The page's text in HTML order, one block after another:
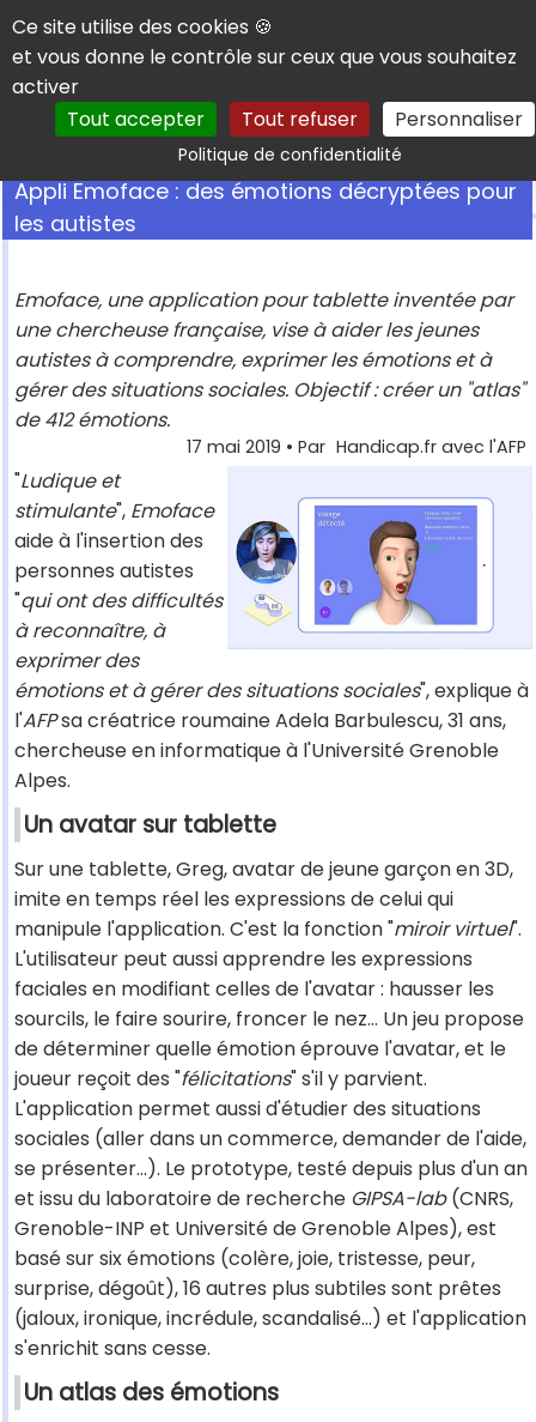
Panneau de gestion des cookies
Ce site utilise des cookies 🍪
et vous donne le contrôle sur ceux que vous souhaitez
activer
Tout accepter
Tout refuser Personnaliser
Politique de confidentialitéRechercher
Appli Emoface : des émotions décryptées pour
les autistes
Emoface, une application pour tablette inventée par
une chercheuse française, vise à aider les jeunes
autistes à comprendre, exprimer les émotions et à
gérer des situations sociales. Objectif : créer un "atlas"
de 412 émotions.
17 mai 2019 • Par Handicap.fr avec l'AFP
"Ludique et
stimulante", Emoface
aide à l'insertion des
personnes autistes
"qui ont des difficultés
à reconnaître, à
exprimer des
émotions et à gérer des situations sociales", explique à
l'AFPsa créatrice roumaine Adela Barbulescu, 31 ans,
chercheuse en informatique à l'Université Grenoble
Alpes.
Un avatar sur tablette
Sur une tablette, Greg, avatar de jeune garçon en 3D,
imite en temps réel les expressions de celui qui
manipule l'application. C'est la fonction "miroir virtuel".
L'utilisateur peut aussi apprendre les expressions
faciales en modifiant celles de l'avatar : hausser les
sourcils, le faire sourire, froncer le nez... Un jeu propose
de déterminer quelle émotion éprouve l'avatar, et le
joueur reçoit des "félicitations" s'il y parvient.
L'application permet aussi d'étudier des situations
sociales (aller dans un commerce, demander de l'aide,
se présenter...). Le prototype, testé depuis plus d'un an
et issu du laboratoire de recherche GIPSA-lab(CNRS,
Grenoble-INP et Université de Grenoble Alpes), est
basé sur six émotions (colère, joie, tristesse, peur,
surprise, dégoût), 16 autres plus subtiles sont prêtes
(jaloux, ironique, incrédule, scandalisé...) et l'application
s'enrichit sans cesse.
Un atlas des émotions